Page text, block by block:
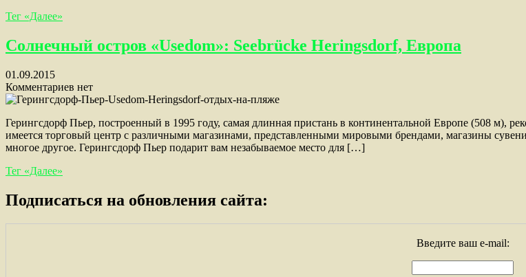
Тег «Далее»
Солнечный остров «Usedom»: Seebrücke Heringsdorf, Европа
01.09.2015
Комментариев нет
Герингсдорф Пьер, построенный в 1995 году, самая длинная пристань в континентальной Европе (508 м),
имеется торговый центр с различными магазинами, представленными мировыми брендами, магазины
многое другое. Герингсдорф Пьер подарит вам незабываемое место для […]
Тег «Далее»
Подписаться на обновления сайта:
Введите ваш e-mail: